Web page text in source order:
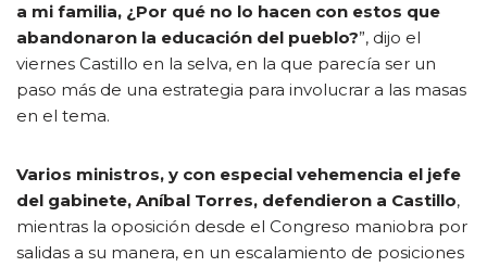
a mi familia, ¿Por qué no lo hacen con estos que
abandonaron la educación del pueblo?”, dijo el
viernes Castillo en la selva, en la que parecía ser un
paso más de una estrategia para involucrar a las masas
en el tema.
Varios ministros, y con especial vehemencia el jefe
del gabinete, Aníbal Torres, defendieron a Castillo,
mientras la oposición desde el Congreso maniobra por
salidas a su manera, en un escalamiento de posiciones